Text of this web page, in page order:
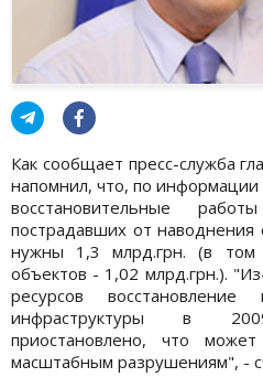
Как сообщает пресс-служба
напомнил, что, по
восстановительные
пострадавших от наводнения
нужны 1,3 млрд.грн. (в том
объектов - 1,02 млрд.грн.).
ресурсов
инфраструктуры в
приостановлено, что
масштабным разрушениям", -